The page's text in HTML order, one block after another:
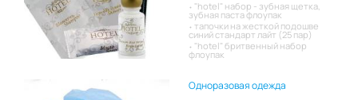
"hotel" набор - зубная щетка,
зубная паста флоупак
тапочки на жесткой подошве
синий стандарт лайт (25 пар)
"hotel" бритвенный набор
флоупак
Одноразовая одежда